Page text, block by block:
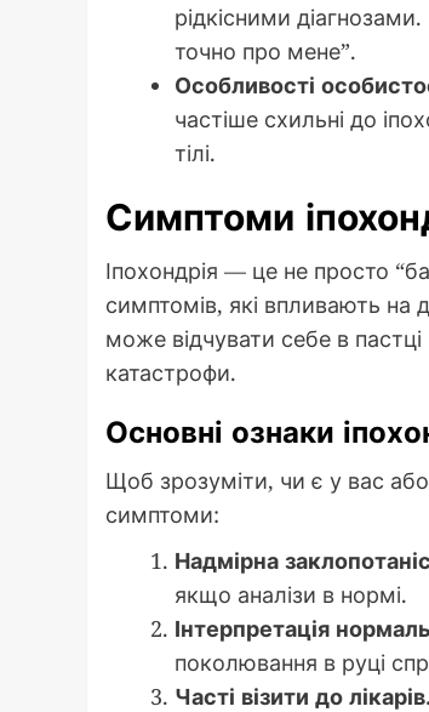
рідкісними
точно про мене”.
Особливості
частіше схильні до
тілі.
Симптоми
Іпохондрія — це не просто
симптомів, які впливають на
може відчувати себе в
катастрофи.
Основні ознаки
Щоб зрозуміти, чи є у вас або
симптоми:
Надмірна
якщо аналізи в нормі.
Інтерпретація
поколювання в руці
Часті візити до лікарів.